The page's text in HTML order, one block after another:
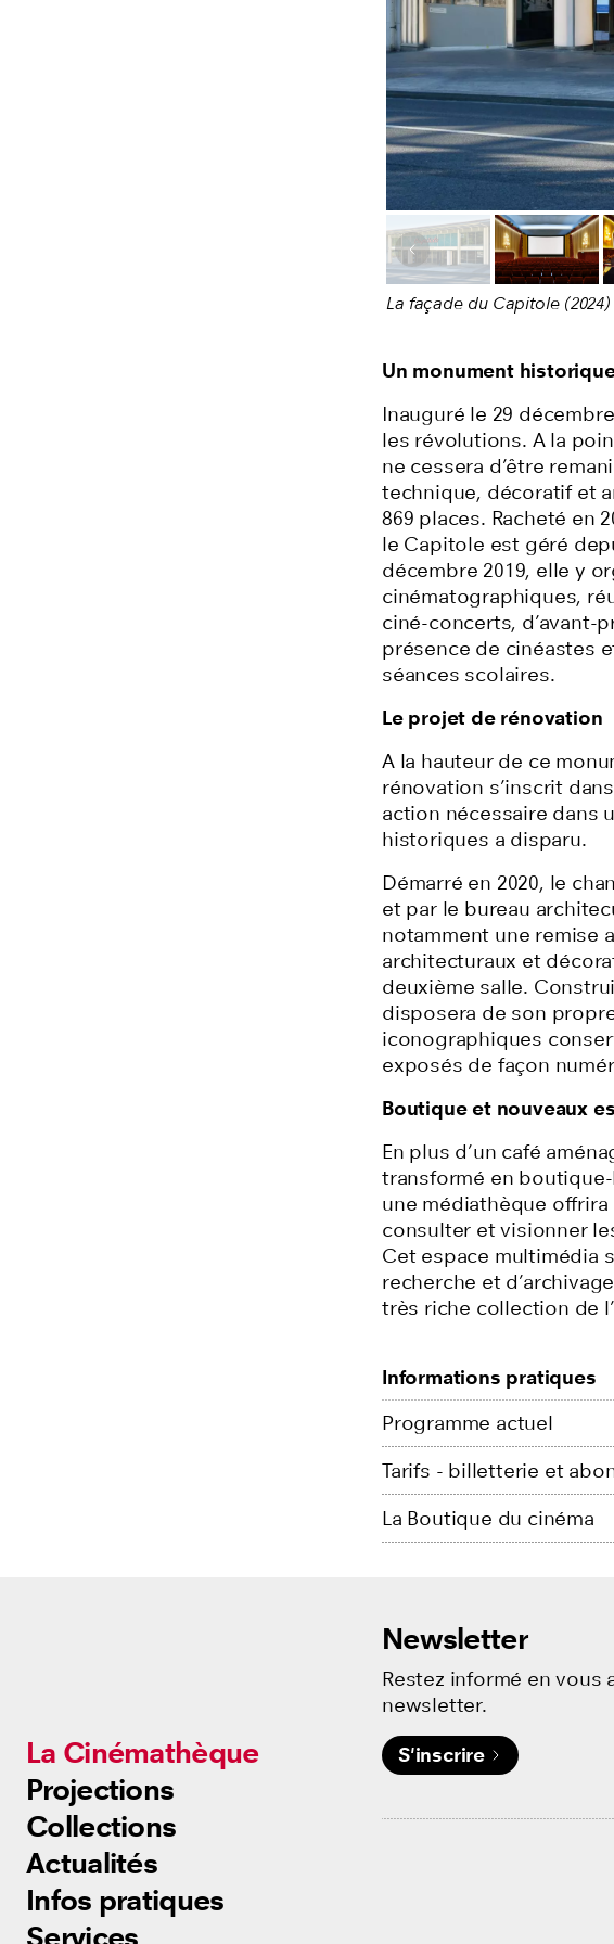
La Cinémathèque
Projections
Collections
Actualités
Infos pratiques
La Cinémathèque
Projections
Collections
Actualités
Infos pratiques
Image précédente
La façade du Capitole
Un monument
Inauguré le 29
les révolutions. A la
ne cessera d’être
technique, décoratif et
869 places. Racheté en
le Capitole est géré
décembre 2019, elle y
cinématographiques,
ciné-concerts, d’avant-
présence de cinéastes
séances scolaires.
Le projet de rénovation
A la hauteur de ce
rénovation s’inscrit
action nécessaire dans
historiques a disparu.
Démarré en 2020, le
et par le bureau
notamment une remise
architecturaux et
deuxième salle.
disposera de son
iconographiques
exposés de façon
Boutique et nouveaux
En plus d’un café
transformé en
une médiathèque
consulter et visionner
Cet espace multimédia
recherche et
très riche collection de
Informations pratiques
Programme actuel
Tarifs - billetterie et
La Boutique du cinéma
Newsletter
Restez informé en vous
newsletter.
S'inscrire